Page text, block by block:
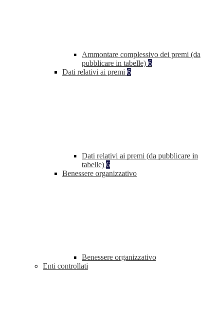
Ammontare complessivo dei premi (da
pubblicare in tabelle) 6
Dati relativi ai premi 6
Dati relativi ai premi (da pubblicare in
tabelle) 6
Benessere organizzativo
Benessere organizzativo
Enti controllati